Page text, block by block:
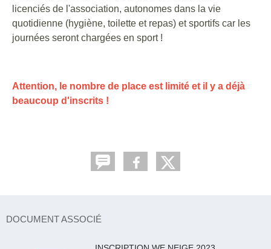
licenciés de l'association, autonomes dans la vie
quotidienne (hygiène, toilette et repas) et sportifs car les
journées seront chargées en sport !
Attention, le nombre de place est limité et il y a déjà
beaucoup d'inscrits !
DOCUMENT ASSOCIÉ